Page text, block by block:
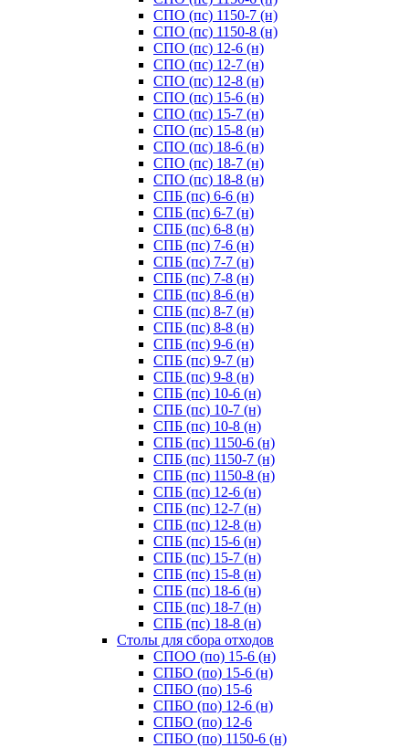
СПО (пс) 1150-7 (н)
СПО (пс) 1150-8 (н)
СПО (пс) 12-6 (н)
СПО (пс) 12-7 (н)
СПО (пс) 12-8 (н)
СПО (пс) 15-6 (н)
СПО (пс) 15-7 (н)
СПО (пс) 15-8 (н)
СПО (пс) 18-6 (н)
СПО (пс) 18-7 (н)
СПО (пс) 18-8 (н)
СПБ (пс) 6-6 (н)
СПБ (пс) 6-7 (н)
СПБ (пс) 6-8 (н)
СПБ (пс) 7-6 (н)
СПБ (пс) 7-7 (н)
СПБ (пс) 7-8 (н)
СПБ (пс) 8-6 (н)
СПБ (пс) 8-7 (н)
СПБ (пс) 8-8 (н)
СПБ (пс) 9-6 (н)
СПБ (пс) 9-7 (н)
СПБ (пс) 9-8 (н)
СПБ (пс) 10-6 (н)
СПБ (пс) 10-7 (н)
СПБ (пс) 10-8 (н)
СПБ (пс) 1150-6 (н)
СПБ (пс) 1150-7 (н)
СПБ (пс) 1150-8 (н)
СПБ (пс) 12-6 (н)
СПБ (пс) 12-7 (н)
СПБ (пс) 12-8 (н)
СПБ (пс) 15-6 (н)
СПБ (пс) 15-7 (н)
СПБ (пс) 15-8 (н)
СПБ (пс) 18-6 (н)
СПБ (пс) 18-7 (н)
СПБ (пс) 18-8 (н)
Cтолы для сбора отходов
СПОО (по) 15-6 (н)
СПБО (по) 15-6 (н)
СПБО (по) 15-6
СПБО (по) 12-6 (н)
СПБО (по) 12-6
СПБО (по) 1150-6 (н)